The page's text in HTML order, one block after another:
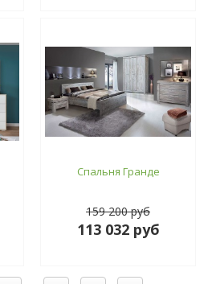
Спальня Гранде
159 200 руб
113 032 руб